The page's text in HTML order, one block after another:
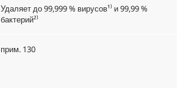
Удаляет до 99,999 % вирусов¹⁾ и 99,99 %
бактерий²⁾
прим. 130